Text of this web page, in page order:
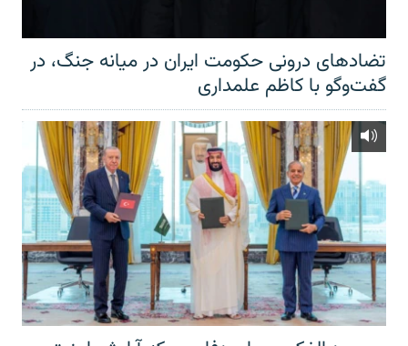
تضادهای درونی حکومت ایران در میانه جنگ، در
گفت‌‌وگو با کاظم علمداری